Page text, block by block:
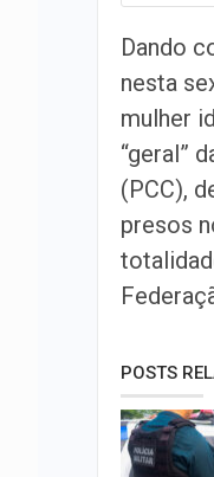
Dando
nesta
mulher
“geral”
(PCC),
presos
POSTS